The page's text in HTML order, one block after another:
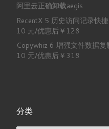
阿里云正确卸载aegis
RecentX 5 历史访问记录快
10 元/优惠后￥128
Copywhiz 6 增强文件数据
10 元/优惠后￥318
分类